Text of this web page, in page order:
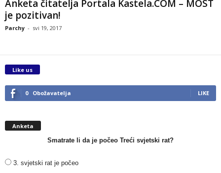
Anketa čitatelja Portala Kastela.COM – MOST
je pozitivan!
Parchy - svi 19, 2017
Like us
0 Obožavatelja LIKE
Anketa
Smatrate li da je počeo Treći svjetski rat?
3. svjetski rat je počeo